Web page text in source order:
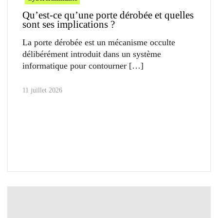
Qu’est-ce qu’une porte dérobée et quelles
sont ses implications ?
La porte dérobée est un mécanisme occulte
délibérément introduit dans un système
informatique pour contourner
11 juillet 2026